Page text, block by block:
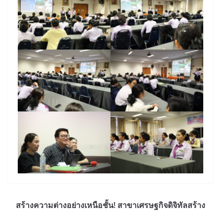
สร้างความต่างอย่างเหนือชั้น! สาขาเศรษฐกิจดิจิทัลสร้าง